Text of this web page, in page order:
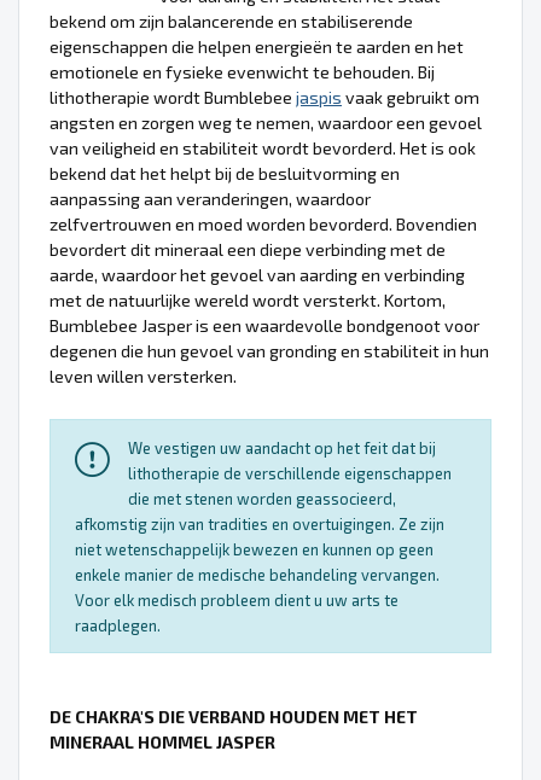
bekend om zijn balancerende en stabiliserende
eigenschappen die helpen energieën te aarden en het
emotionele en fysieke evenwicht te behouden. Bij
lithotherapie wordt Bumblebee jaspis vaak gebruikt om
angsten en zorgen weg te nemen, waardoor een gevoel
van veiligheid en stabiliteit wordt bevorderd. Het is ook
bekend dat het helpt bij de besluitvorming en
aanpassing aan veranderingen, waardoor
zelfvertrouwen en moed worden bevorderd. Bovendien
bevordert dit mineraal een diepe verbinding met de
aarde, waardoor het gevoel van aarding en verbinding
met de natuurlijke wereld wordt versterkt. Kortom,
Bumblebee Jasper is een waardevolle bondgenoot voor
degenen die hun gevoel van gronding en stabiliteit in hun
leven willen versterken.
We vestigen uw aandacht op het feit dat bij
lithotherapie de verschillende eigenschappen
die met stenen worden geassocieerd,
afkomstig zijn van tradities en overtuigingen. Ze zijn
niet wetenschappelijk bewezen en kunnen op geen
enkele manier de medische behandeling vervangen.
Voor elk medisch probleem dient u uw arts te
raadplegen.
DE CHAKRA'S DIE VERBAND HOUDEN MET HET
MINERAAL HOMMEL JASPER